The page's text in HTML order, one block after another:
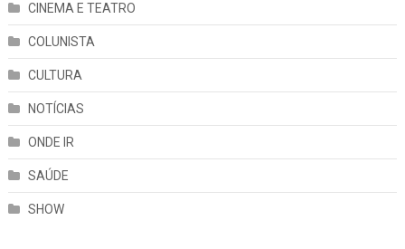
CINEMA E TEATRO
COLUNISTA
CULTURA
NOTÍCIAS
ONDE IR
SAÚDE
SHOW